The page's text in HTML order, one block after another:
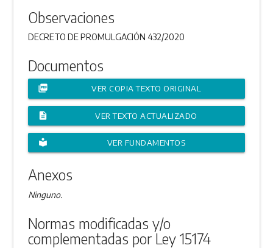
Observaciones
DECRETO DE PROMULGACIÓN 432/2020
Documentos
picture_as_pdf VER COPIA TEXTO ORIGINAL
description VER TEXTO ACTUALIZADO
local_library VER FUNDAMENTOS
Anexos
Ninguno.
Normas modificadas y/o
complementadas por Ley 15174